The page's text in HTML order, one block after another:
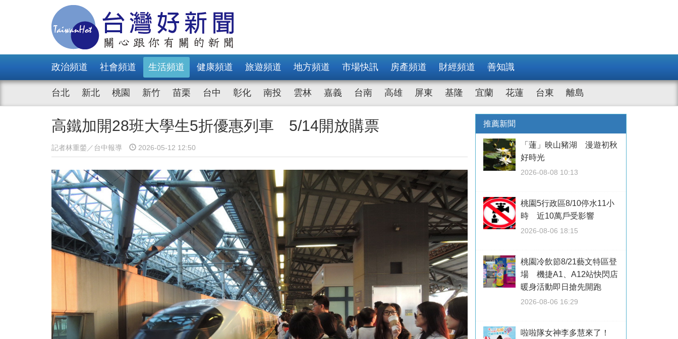
政治頻道 社會頻道 生活頻道 健康頻道 旅遊頻道 地方頻道 市場快訊 房產頻道 財經頻道 善知識
台北 新北 桃園 新竹 苗栗 台中 彰化 南投 雲林 嘉義 台南 高雄 屏東 基隆 宜蘭 花蓮 台東 離島
高鐵加開28班大學生5折優惠列車 5/14開放購票
記者林重鎣／台中報導 2026-05-12 12:50
推薦新聞
「蓮」映山豬湖 漫遊初秋
好時光
2026-08-08 10:13
桃園5行政區8/10停水11小
時 近10萬戶受影響
2026-08-06 18:15
桃園冷飲節8/21藝文特區登
場 機捷A1、A12站快閃店
暖身活動即日搶先開跑
2026-08-06 16:29
啦啦隊女神李多慧來了！